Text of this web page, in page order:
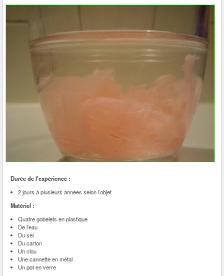
Durée de l'expérience :
2 jours à plusieurs années selon l’objet
Matériel :
Quatre gobelets en plastique
De l’eau
Du sel
Du carton
Un clou
Une cannette en métal
Un pot en verre